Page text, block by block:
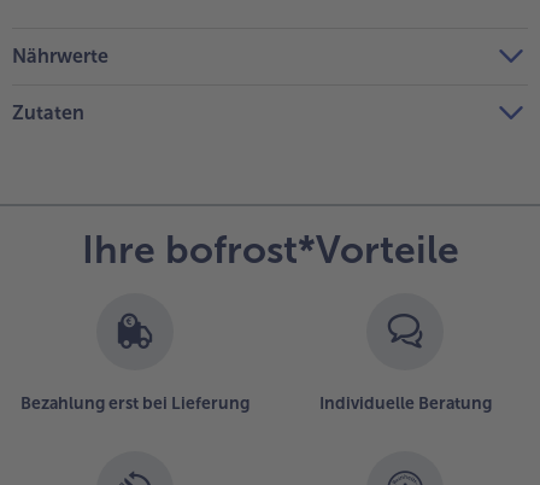
Nährwerte
Zutaten
Ihre bofrost*Vorteile
Bezahlung erst bei Lieferung Individuelle Beratung